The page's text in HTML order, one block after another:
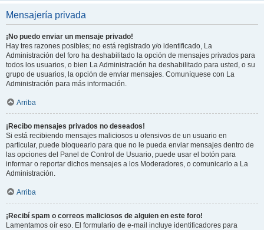
Mensajería privada
¡No puedo enviar un mensaje privado!
Hay tres razones posibles; no está registrado y/o identificado, La
Administración del foro ha deshabilitado la opción de mensajes privados para
todos los usuarios, o bien La Administración ha deshabilitado para usted, o su
grupo de usuarios, la opción de enviar mensajes. Comuníquese con La
Administración para más información.
Arriba
¡Recibo mensajes privados no deseados!
Si está recibiendo mensajes maliciosos u ofensivos de un usuario en
particular, puede bloquearlo para que no le pueda enviar mensajes dentro de
las opciones del Panel de Control de Usuario, puede usar el botón para
informar o reportar dichos mensajes a los Moderadores, o comunicarlo a La
Administración.
Arriba
¡Recibí spam o correos maliciosos de alguien en este foro!
Lamentamos oír eso. El formulario de e-mail incluye identificadores para